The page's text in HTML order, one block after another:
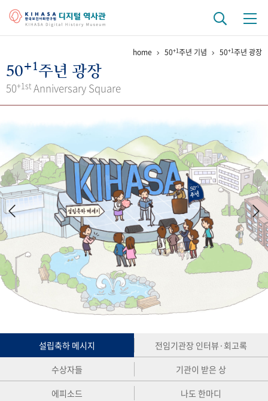
걸어온 길 기관 변천사
키워드로 보는 연구 역사
연구자들
간행물 변천사
기록물 아카이브
사진 아카이브 문서 기록물 행정박물 영상 기록물
50+1 주년 기념
성과 50선 숫자로 보는 50년 50
주년 광장
세계와 함께 한 KIHASA
VR 역사관
home 50+1주년 기념 50+1주년 광장
50+1주년 광장
50+1st Anniversary Square
설립축하 메시지
전임기관장 인터뷰·회고록
수상자들
기관이 받은 상
에피소드
나도 한마디